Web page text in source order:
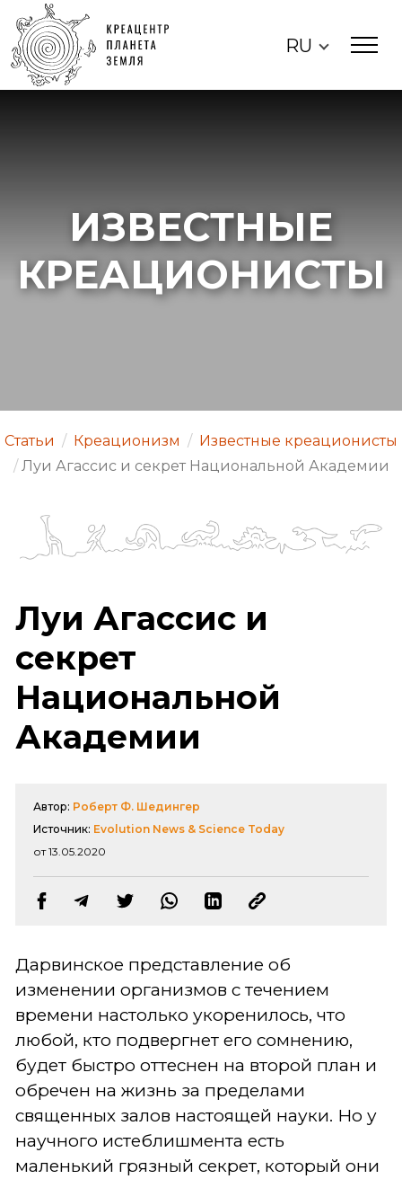
RU
ИЗВЕСТНЫЕ
КРЕАЦИОНИСТЫ
Статьи / Креационизм / Известные креационисты
/ Луи Агассис и секрет Национальной Академии
Луи Агассис и
секрет
Национальной
Академии
Автор: Роберт Ф. Шедингер
Источник: Evolution News & Science Today
от 13.05.2020
Дарвинское представление об
изменении организмов с течением
времени настолько укоренилось, что
любой, кто подвергнет его сомнению,
будет быстро оттеснен на второй план и
обречен на жизнь за пределами
священных залов настоящей науки. Но у
научного истеблишмента есть
маленький грязный секрет, который они